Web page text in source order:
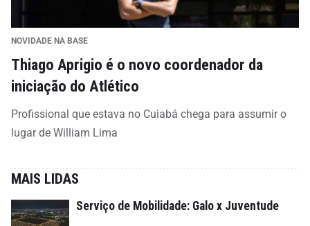
NOVIDADE NA BASE
Thiago Aprigio é o novo coordenador da
iniciação do Atlético
Profissional que estava no Cuiabá chega para assumir o
lugar de William Lima
MAIS LIDAS
Serviço de Mobilidade: Galo x Juventude